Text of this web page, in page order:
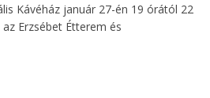
Kávéház január 27-én 19 órától 22
Erzsébet Étterem és